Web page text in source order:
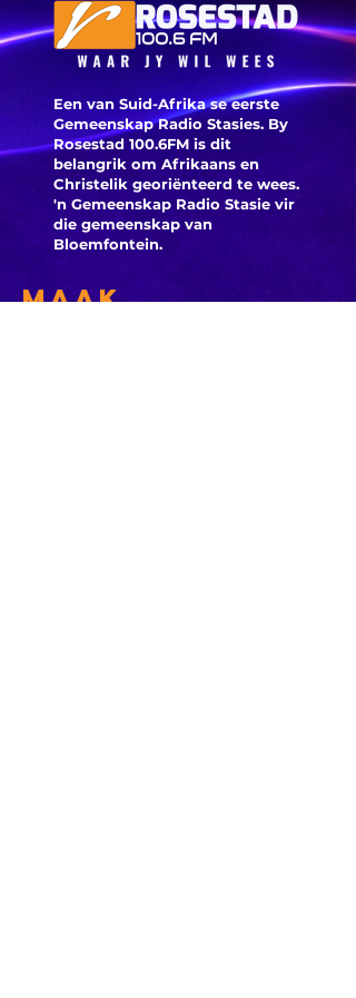
Een van Suid-Afrika se eerste
Gemeenskap Radio Stasies. By
Rosestad 100.6FM is dit
belangrik om Afrikaans en
Christelik georiënteerd te wees.
'n Gemeenskap Radio Stasie vir
die gemeenskap van
Bloemfontein.
Maak